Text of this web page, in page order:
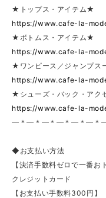
★トップス・アイテム★
https://www.cafe-la-
★ボトムス・アイテム★
https://www.cafe-la-
★ワンピース／ジャンプス
https://www.cafe-la-
★シューズ・バック・アク
https://www.cafe-la-
—＊—＊—＊—＊—＊—＊
◆お支払い方法
【決済手数料ゼロで一番お
クレジットカード
【お支払い手数料300円】